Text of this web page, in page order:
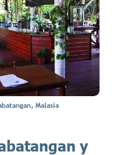
Malasia
y